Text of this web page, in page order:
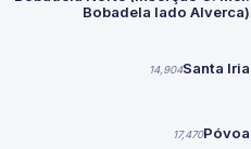
Bobadela lado Alverca)
14,904Santa Iria
17,470Póvoa